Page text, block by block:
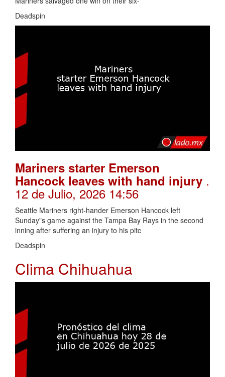
Deadspin
Mariners starter Emerson
Hancock leaves with hand injury .
12 de Julio, 2026 14:56
Seattle Mariners right-hander Emerson Hancock left
Sunday"s game against the Tampa Bay Rays in the second
inning after suffering an injury to his pitc
Deadspin
Clima Chihuahua